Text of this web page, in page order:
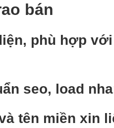
to cart
bán
phù hợp
seo, load
tên miền xin